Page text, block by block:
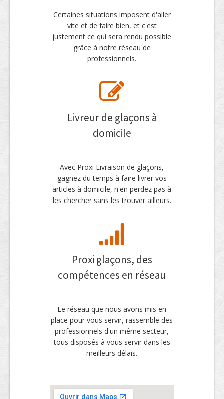
Certaines situations imposent d'aller
vite et de faire bien, et c'est
justement ce qui sera rendu possible
grâce à notre réseau de
professionnels.
Livreur de glaçons à
domicile
Avec Proxi Livraison de glaçons,
gagnez du temps à faire livrer vos
articles à domicile, n'en perdez pas à
les chercher sans les trouver ailleurs.
Proxi glaçons, des
compétences en réseau
Le réseau que nous avons mis en
place pour vous servir, rassemble des
professionnels d'un même secteur,
tous disposés à vous servir dans les
meilleurs délais.